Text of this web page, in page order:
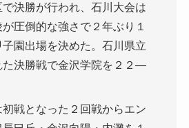
で決勝が行われ、石川大会は
圧倒的な強さで２年ぶり１
子園出場を決めた。石川県立
た決勝戦で金沢学院を２２―
戦となった２回戦からエン